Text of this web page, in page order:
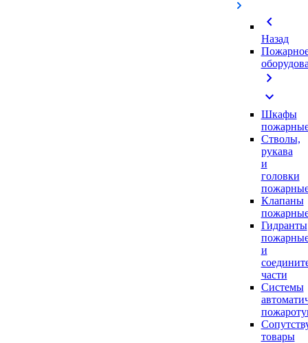
chevron_left
Назад
chevron_right
expand_more
Шкафы
Стволы,
рукава
и
головки
Клапаны
Гидранты
и
части
Системы
товары